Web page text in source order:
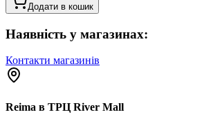
Додати в кошик
Наявність у магазинах:
Контакти магазинів
Reima в ТРЦ River Mall